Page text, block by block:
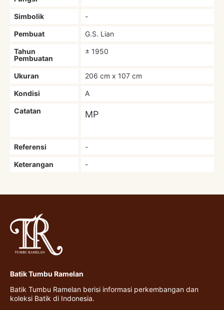
Simbolik -
Pembuat G.S. Lian
Tahun
Pembuatan
± 1950
Ukuran 206 cm x 107 cm
Kondisi A
Catatan MP
Referensi -
Keterangan -
Batik Tumbu Ramelan
Batik Tumbu Ramelan berisi informasi perkembangan dan
koleksi Batik di Indonesia.